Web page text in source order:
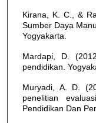
Kirana, K. C., &
Sumber Daya
Yogyakarta.
Mardapi, D.
pendidikan.
Muryadi, A. D.
penelitian
Pendidikan Dan